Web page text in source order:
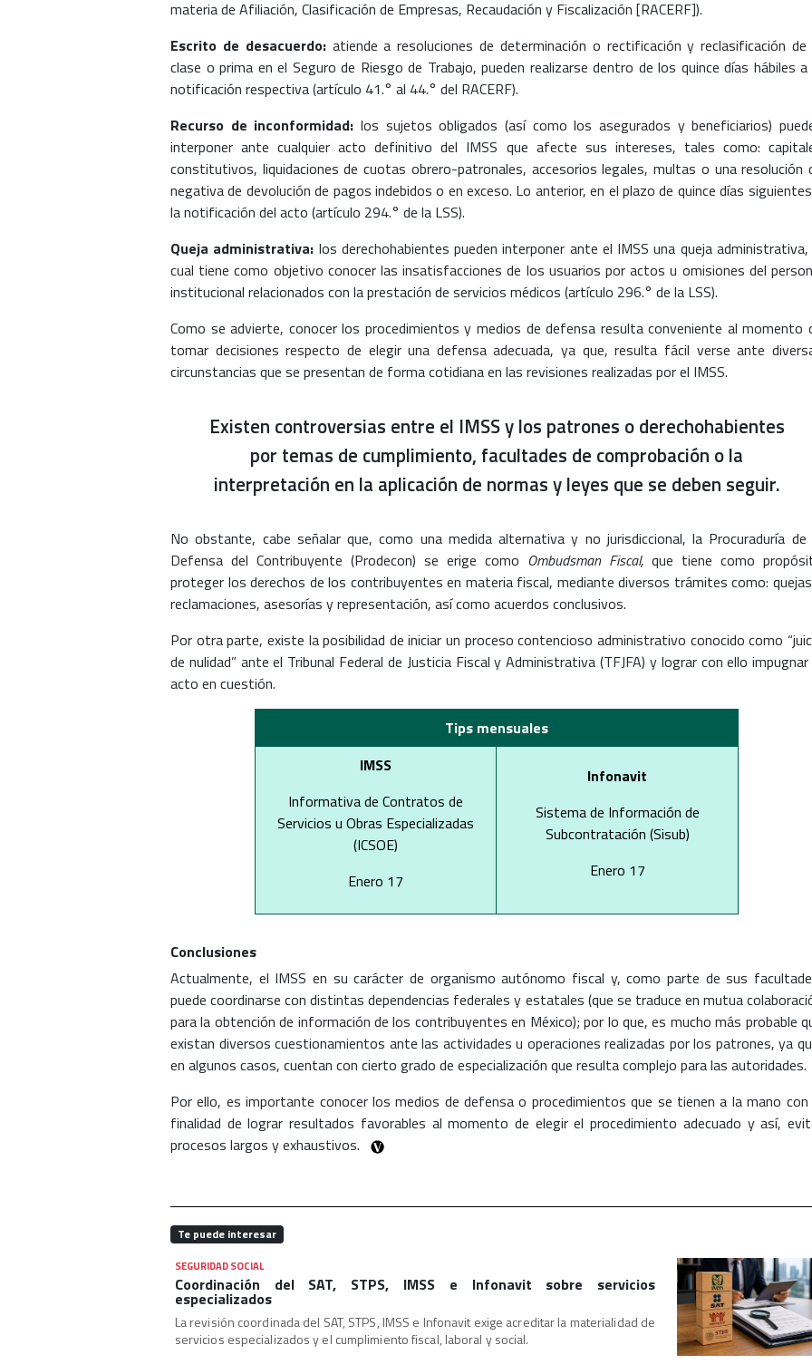
materia de Afiliación, Clasificación de Empresas, Recaudación y Fiscalización [RACERF]).
Escrito de desacuerdo:atiende a resoluciones de determinación o rectificación y reclasificación de
clase o prima en el Seguro de Riesgo de Trabajo, pueden realizarse dentro de los quince días hábiles
notificación respectiva (artículo 41.° al 44.° del RACERF).
Recurso de inconformidad: los sujetos obligados (así como los asegurados y beneficiarios)
interponer ante cualquier acto definitivo del IMSS que afecte sus intereses, tales como:
constitutivos, liquidaciones de cuotas obrero-patronales, accesorios legales, multas o una resolución
negativa de devolución de pagos indebidos o en exceso. Lo anterior, en el plazo de quince días
la notificación del acto (artículo 294.° de la LSS).
Queja administrativa: los derechohabientes pueden interponer ante el IMSS una queja
cual tiene como objetivo conocer las insatisfacciones de los usuarios por actos u omisiones del
institucional relacionados con la prestación de servicios médicos (artículo 296.° de la LSS).
Como se advierte, conocer los procedimientos y medios de defensa resulta conveniente al momento
tomar decisiones respecto de elegir una defensa adecuada, ya que, resulta fácil verse ante
circunstancias que se presentan de forma cotidiana en las revisiones realizadas por el IMSS.
Existen controversias entre el IMSS y los patrones o derechohabientes
por temas de cumplimiento, facultades de comprobación o la
interpretación en la aplicación de normas y leyes que se deben seguir.
No obstante, cabe señalar que, como una medida alternativa y no jurisdiccional, la Procuraduría de
Defensa del Contribuyente (Prodecon) se erige como Ombudsman Fiscal, que tiene como
proteger los derechos de los contribuyentes en materia fiscal, mediante diversos trámites como:
reclamaciones, asesorías y representación, así como acuerdos conclusivos.
Por otra parte, existe la posibilidad de iniciar un proceso contencioso administrativo conocido como
de nulidad” ante el Tribunal Federal de Justicia Fiscal y Administrativa (TFJFA) y lograr con ello impugnar
acto en cuestión.
Tips mensuales
IMSS
Informativa de Contratos de
Servicios u Obras Especializadas
(ICSOE)
Enero 17
Infonavit
Sistema de Información de
Subcontratación (Sisub)
Enero 17
Conclusiones
Actualmente, el IMSS en su carácter de organismo autónomo fiscal y, como parte de sus
puede coordinarse con distintas dependencias federales y estatales (que se traduce en mutua
para la obtención de información de los contribuyentes en México); por lo que, es mucho más probable
existan diversos cuestionamientos ante las actividades u operaciones realizadas por los patrones, ya
en algunos casos, cuentan con cierto grado de especialización que resulta complejo para las autoridades.
Por ello, es importante conocer los medios de defensa o procedimientos que se tienen a la mano con
finalidad de lograr resultados favorables al momento de elegir el procedimiento adecuado y así,
procesos largos y exhaustivos.
Te puede interesar
SEGURIDAD SOCIAL
Coordinación del SAT, STPS, IMSS e Infonavit sobre servicios
especializados
La revisión coordinada del SAT, STPS, IMSS e Infonavit exige acreditar la materialidad de
servicios especializados y el cumplimiento fiscal, laboral y social.